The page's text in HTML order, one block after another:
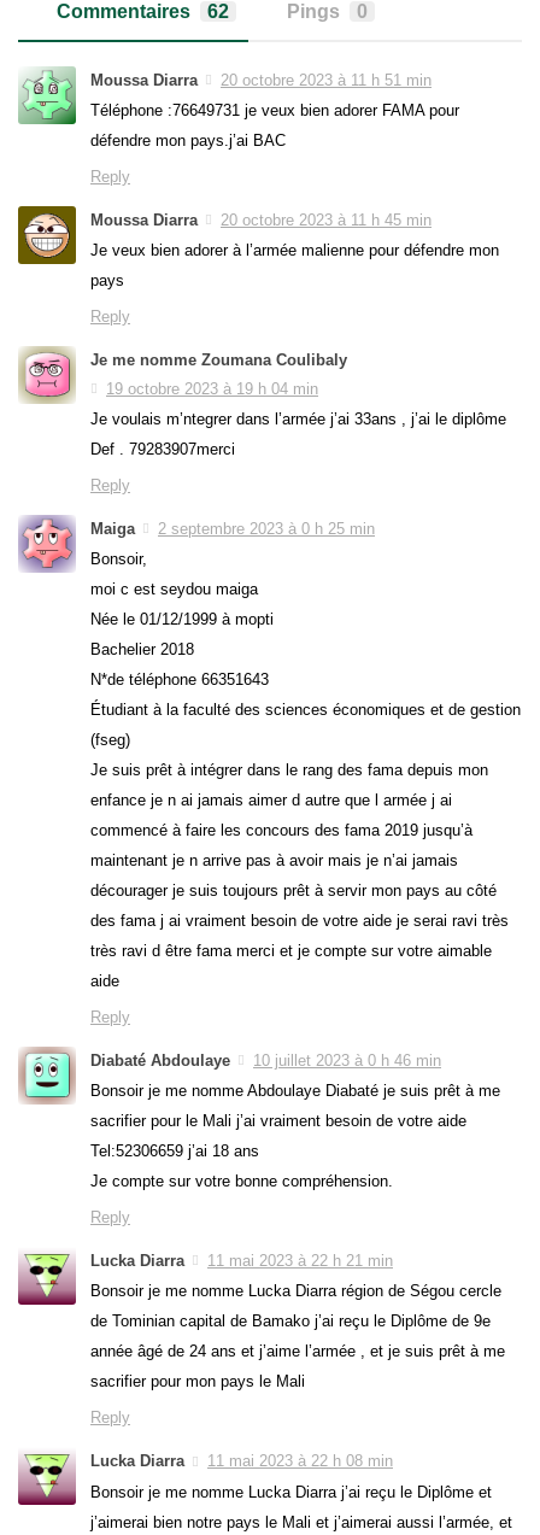
Commentaires 62 Pings 0
Moussa Diarra
20 octobre 2023 à 11 h 51 min
Téléphone :76649731 je veux bien adorer FAMA pour
défendre mon pays.j’ai BAC
Reply
Moussa Diarra
20 octobre 2023 à 11 h 45 min
Je veux bien adorer à l’armée malienne pour défendre mon
pays
Reply
Je me nomme Zoumana Coulibaly
19 octobre 2023 à 19 h 04 min
Je voulais m’ntegrer dans l’armée j’ai 33ans , j’ai le diplôme
Def . 79283907merci
Reply
Maiga
2 septembre 2023 à 0 h 25 min
Bonsoir,
moi c est seydou maiga
Née le 01/12/1999 à mopti
Bachelier 2018
N*de téléphone 66351643
Étudiant à la faculté des sciences économiques et de gestion
(fseg)
Je suis prêt à intégrer dans le rang des fama depuis mon
enfance je n ai jamais aimer d autre que l armée j ai
commencé à faire les concours des fama 2019 jusqu’à
maintenant je n arrive pas à avoir mais je n’ai jamais
décourager je suis toujours prêt à servir mon pays au côté
des fama j ai vraiment besoin de votre aide je serai ravi très
très ravi d être fama merci et je compte sur votre aimable
aide
Reply
Diabaté Abdoulaye
10 juillet 2023 à 0 h 46 min
Bonsoir je me nomme Abdoulaye Diabaté je suis prêt à me
sacrifier pour le Mali j’ai vraiment besoin de votre aide
Tel:52306659 j’ai 18 ans
Je compte sur votre bonne compréhension.
Reply
Lucka Diarra
11 mai 2023 à 22 h 21 min
Bonsoir je me nomme Lucka Diarra région de Ségou cercle
de Tominian capital de Bamako j’ai reçu le Diplôme de 9e
année âgé de 24 ans et j’aime l’armée , et je suis prêt à me
sacrifier pour mon pays le Mali
Reply
Lucka Diarra
11 mai 2023 à 22 h 08 min
Bonsoir je me nomme Lucka Diarra j’ai reçu le Diplôme et
j’aimerai bien notre pays le Mali et j’aimerai aussi l’armée, et